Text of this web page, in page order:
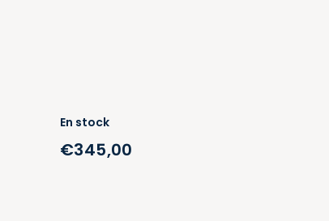
En stock
€345,00